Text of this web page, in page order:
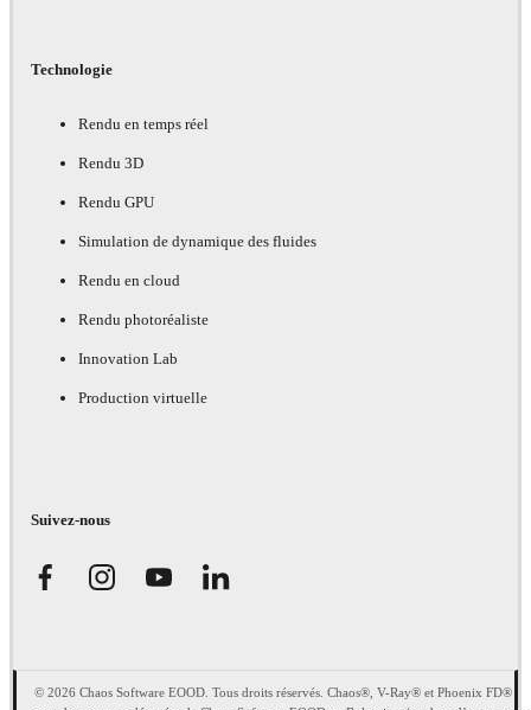
Technologie
Rendu en temps réel
Rendu 3D
Rendu GPU
Simulation de dynamique des fluides
Rendu en cloud
Rendu photoréaliste
Innovation Lab
Production virtuelle
Suivez-nous
© 2026 Chaos Software EOOD. Tous droits réservés. Chaos®, V-Ray® et Phoenix FD®